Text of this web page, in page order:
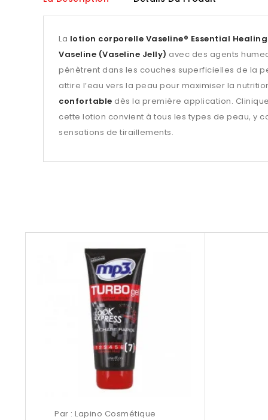
La lotion corporelle Vaseline® Essential Healing
Vaseline (Vaseline Jelly) avec des agents
pénètrent dans les couches superficielles de la
attire l’eau vers la peau pour maximiser la
confortable dès la première application.
cette lotion convient à tous les types de peau, y
sensations de tiraillements.
Par : Lapino Cosmétique